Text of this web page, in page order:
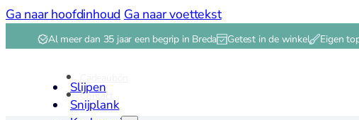
Ga naar hoofdinhoud Ga naar voettekst
Al meer dan 35 jaar een begrip in Breda Getest in de winkel Eigen
Contact
Slijpen
Snijplank